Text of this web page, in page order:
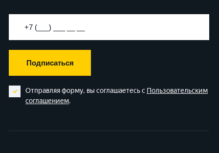
Подписаться
Отправляя форму, вы соглашаетесь с Пользовательским
соглашением.